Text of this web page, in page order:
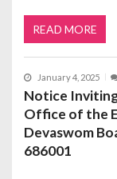
READ MORE
January 4, 2025
Notice
Office of the
Devaswom
686001